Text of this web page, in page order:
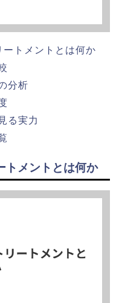
トメントとは何か
分析
る実力
トメントとは何か